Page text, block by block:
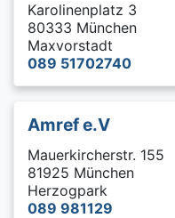
Karolinenplatz 3
80333 München
Maxvorstadt
089 51702740
Amref e.V
Mauerkircherstr. 155
81925 München
Herzogpark
089 981129